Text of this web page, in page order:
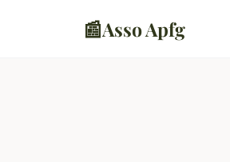
📰Asso Apfg